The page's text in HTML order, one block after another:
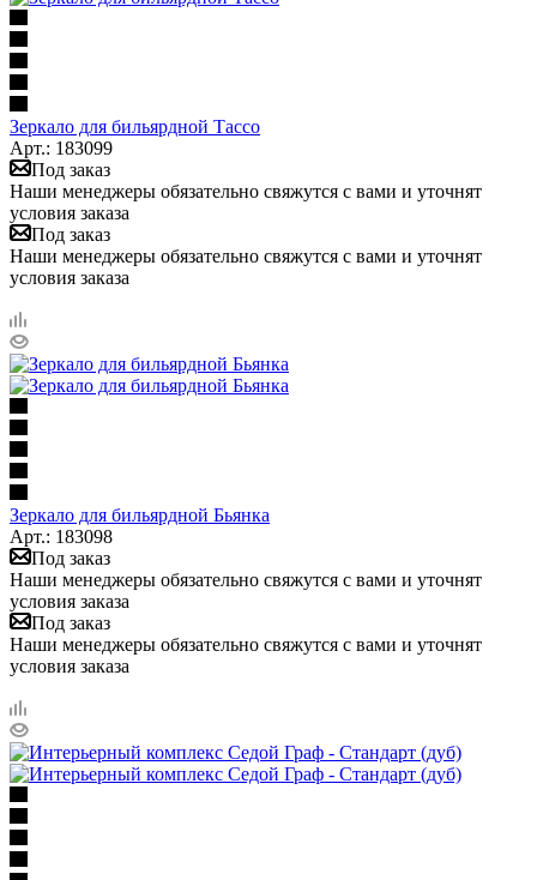
Зеркало для бильярдной Тассо
Арт.: 183099
Под заказ
Наши менеджеры обязательно свяжутся с вами и уточнят
условия заказа
Под заказ
Наши менеджеры обязательно свяжутся с вами и уточнят
условия заказа
Зеркало для бильярдной Бьянка
Арт.: 183098
Под заказ
Наши менеджеры обязательно свяжутся с вами и уточнят
условия заказа
Под заказ
Наши менеджеры обязательно свяжутся с вами и уточнят
условия заказа